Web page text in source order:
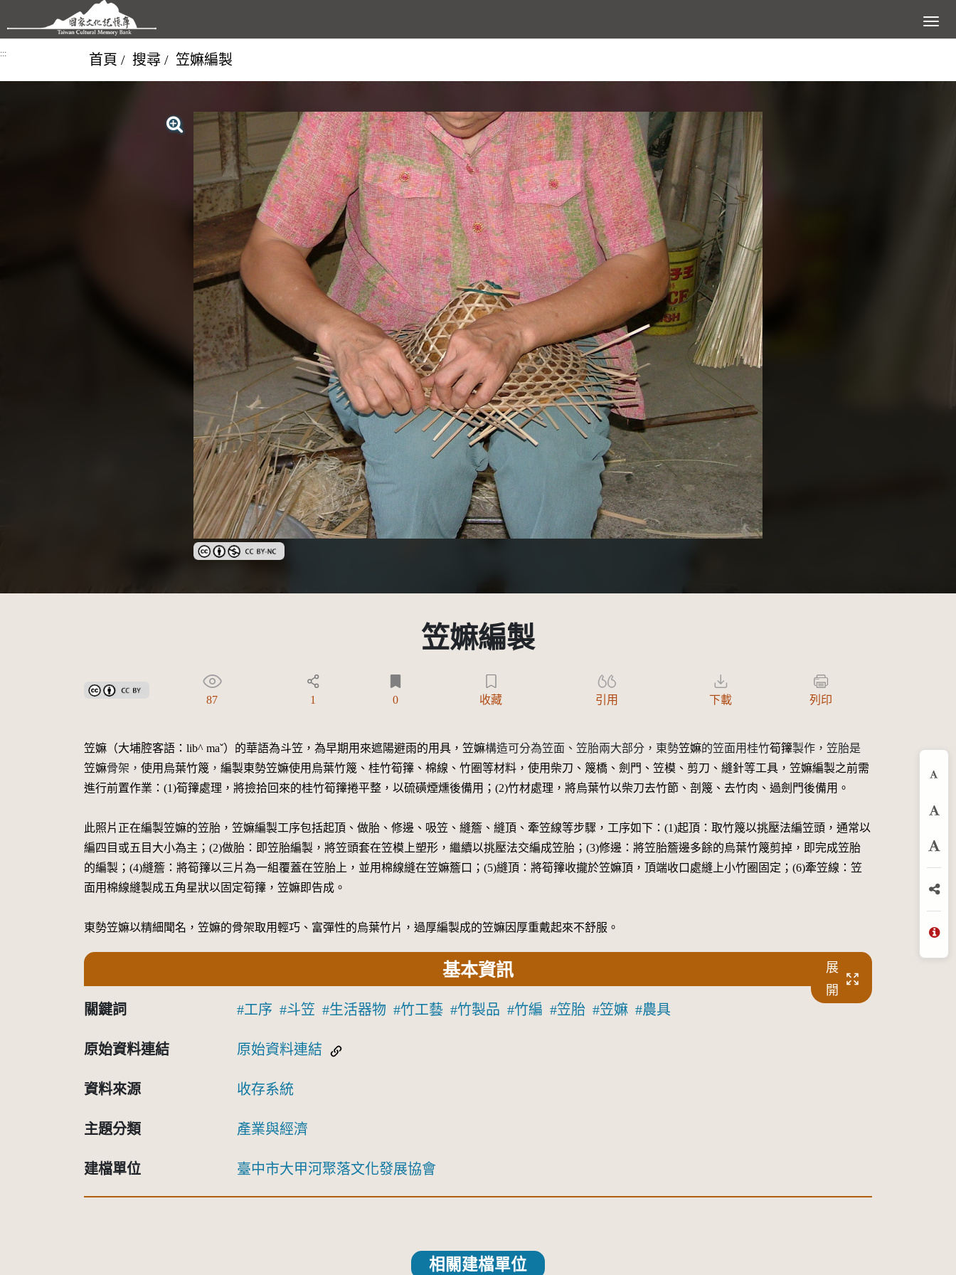
跳到主要內容區塊 展開選
::: 首頁 搜尋 笠嫲編製
創用CC姓名標示-非商業性 3.0 台灣及其後版本(CC BY-NC 3.0 TW +)
笠嫲編製
創用CC姓名標示 3.0 台灣及其後版本(CC BY 3.0 TW +)
87 1 0 收藏 引用 下載 列印
笠嫲 （大埔腔客語：lib^ maˇ） 的華語為斗笠，為早期用來遮陽避雨的用具，笠嫲構造可分為笠面、笠胎兩大部分，東勢笠嫲的笠面用桂竹筍籜製作，笠胎是
笠嫲骨架，使用烏葉竹篾 ，編製東勢笠嫲使用烏葉竹篾、桂竹筍籜、棉線、竹圈等材料，使用柴刀、篾橋、劍門、笠模、剪刀、縫針等工具，笠嫲編製之前需
進行前置作業：(1)筍籜處理，將撿拾回來的桂竹筍籜捲平整，以硫磺煙燻後備用；(2)竹材處理，將烏葉竹以柴刀去竹節、剖篾、去竹肉、過劍門後備用。
此照片正在編製笠嫲的笠胎，笠嫲編製工序包括起頂、做胎、修邊、吸笠、縫簷、縫頂、牽笠線等步驟，工序如下：(1)起頂：取竹篾以挑壓法編笠頭，通常以
編四目或五目大小為主；(2)做胎：即笠胎編製，將笠頭套在笠模上塑形，繼續以挑壓法交編成笠胎；(3)修邊：將笠胎簷邊多餘的烏葉竹篾剪掉，即完成笠胎
的編製；(4)縫簷：將筍籜以三片為一組覆蓋在笠胎上，並用棉線縫在笠嫲簷口；(5)縫頂：將筍籜收攏於笠嫲頂，頂端收口處縫上小竹圈固定；(6)牽笠線：笠
面用棉線縫製成五角星狀以固定筍籜，笠嫲即告成。
東勢笠嫲以精細聞名，笠嫲的骨架取用輕巧、富彈性的烏葉竹片，過厚編製成的笠嫲因厚重戴起來不舒服。
基本資訊
展
開
關鍵詞 工序 斗笠 生活器物 竹工藝 竹製品 竹編 笠胎 笠嫲 農具
原始資料連結 原始資料連結
資料來源 收存系統
主題分類 產業與經濟
建檔單位 臺中市大甲河聚落文化發展協會
相關建檔單位
放
分